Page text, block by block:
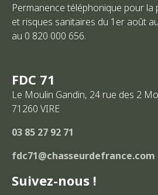
FDC 71
Le Moulin Gandin, 24 rue des 2
71260 VIRE
03 85 27 92 71
fdc71@chasseurdefrance.com
Suivez-nous !
Permanence téléphonique pour la
et risques sanitaires du 1er août
au 0 820 000 656.